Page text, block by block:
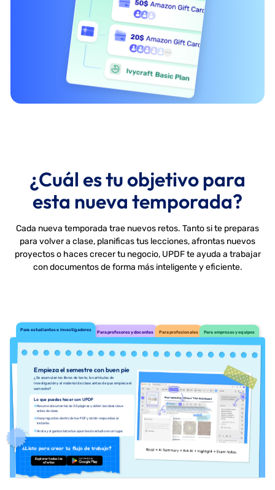
¿Cuál es tu objetivo para
esta nueva temporada?
Cada nueva temporada trae nuevos retos. Tanto si te preparas
para volver a clase, planificas tus lecciones, afrontas nuevos
proyectos o haces crecer tu negocio, UPDF te ayuda a trabajar
con documentos de forma más inteligente y eficiente.
Para estudiantes e investigadores Para profesores y docentes Para profesionales Para empresas y equipos
Empieza el semestre con buen pie
¿Se acumulan los libros de texto, los artículos de
investigación y el material de clase antes de que empiece el
semestre?
Lo que puedes hacer con UPDF
Resume documentos de 30 páginas y obtén las ideas clave
antes de clase.
Haz preguntas dentro de tus PDF y obtén respuestas al
instante.
Anota y organiza todos tus apuntes de estudio en un lugar.
¿Listo para crear tu flujo de trabajo?
Explorar todas las
ofertas
Descarga Gratuita